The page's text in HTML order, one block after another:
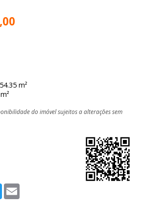
m²
do imóvel sujeitos a alterações sem
Twitter